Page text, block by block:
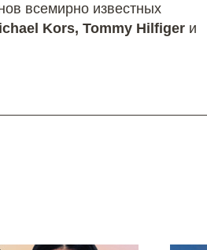
всемирно известных
Kors, Tommy Hilfiger и